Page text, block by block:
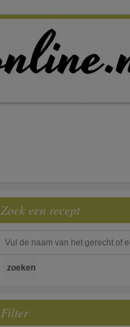
Zoek een recept
Filter